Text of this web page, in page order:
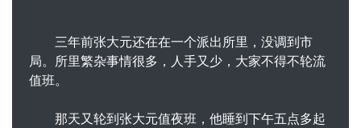
三年前张大元还在在一个派出所里，没调到市
局。所里繁杂事情很多，人手又少，大家不得不轮流
值班。
那天又轮到张大元值夜班，他睡到下午五点多起